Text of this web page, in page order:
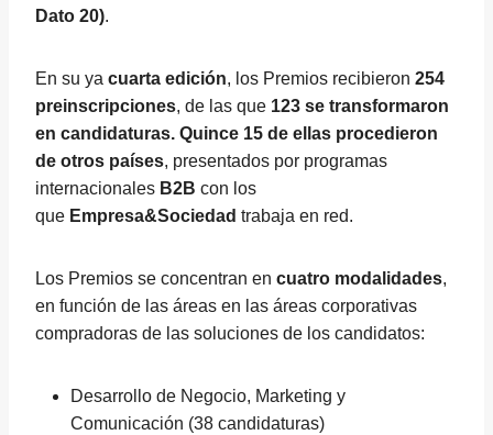
Dato 20).
En su ya cuarta edición, los Premios recibieron 254
preinscripciones, de las que 123 se transformaron
en candidaturas. Quince 15 de ellas procedieron
de otros países, presentados por programas
internacionales B2B con los
que Empresa&Sociedad trabaja en red.
Los Premios se concentran en cuatro modalidades,
en función de las áreas en las áreas corporativas
compradoras de las soluciones de los candidatos:
Desarrollo de Negocio, Marketing y
Comunicación (38 candidaturas)